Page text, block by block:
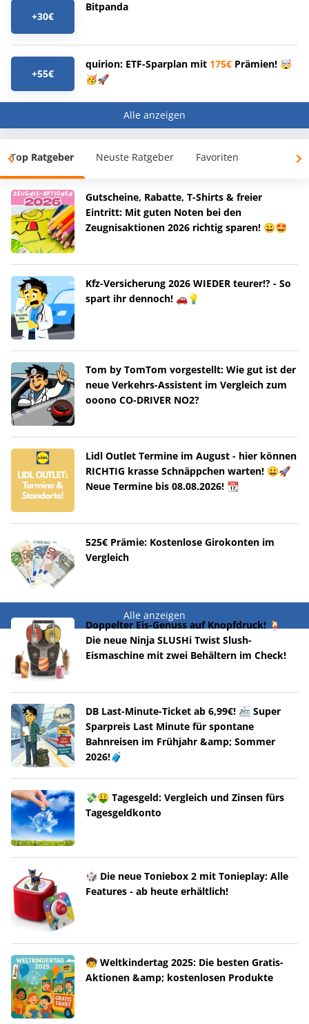
+30€
Bitpanda
+55€
quirion: ETF-Sparplan mit 175€ Prämien! 🤯
🥳🚀
Alle anzeigen
Top Ratgeber Neuste Ratgeber Favoriten
Gutscheine, Rabatte, T-Shirts & freier
Eintritt: Mit guten Noten bei den
Zeugnisaktionen 2026 richtig sparen! 😀🤩
Kfz-Versicherung 2026 WIEDER teurer!? - So
spart ihr dennoch! 🚗💡
Tom by TomTom vorgestellt: Wie gut ist der
neue Verkehrs-Assistent im Vergleich zum
ooono CO-DRIVER NO2?
Lidl Outlet Termine im August - hier können
RICHTIG krasse Schnäppchen warten! 😀🚀
Neue Termine bis 08.08.2026! 📆
525€ Prämie: Kostenlose Girokonten im
Vergleich
Alle anzeigen
Doppelter Eis-Genuss auf Knopfdruck! 🍹
Die neue Ninja SLUSHi Twist Slush-
Eismaschine mit zwei Behältern im Check!
DB Last-Minute-Ticket ab 6,99€! 🚈 Super
Sparpreis Last Minute für spontane
Bahnreisen im Frühjahr &amp; Sommer
2026!🧳
💸🤑 Tagesgeld: Vergleich und Zinsen fürs
Tagesgeldkonto
🎲 Die neue Toniebox 2 mit Tonieplay: Alle
Features - ab heute erhältlich!
🧒 Weltkindertag 2025: Die besten Gratis-
Aktionen &amp; kostenlosen Produkte